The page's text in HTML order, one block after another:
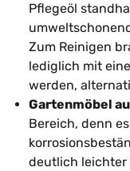
Pflegeöl
Zum Reinigen
lediglich mit
werden,
Gartenmöbel
Bereich, denn
deutlich leichter